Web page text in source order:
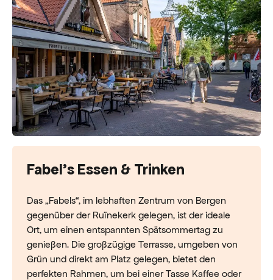
Fabel's Essen & Trinken
Das „Fabels“, im lebhaften Zentrum von Bergen
gegenüber der Ruïnekerk gelegen, ist der ideale
Ort, um einen entspannten Spätsommertag zu
genießen. Die großzügige Terrasse, umgeben von
Grün und direkt am Platz gelegen, bietet den
perfekten Rahmen, um bei einer Tasse Kaffee oder